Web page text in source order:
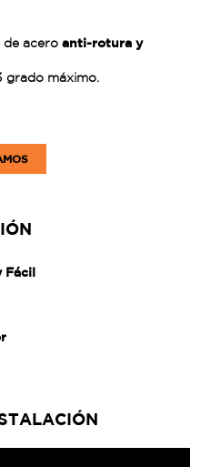
acero anti-rotura y
grado máximo.
Fácil